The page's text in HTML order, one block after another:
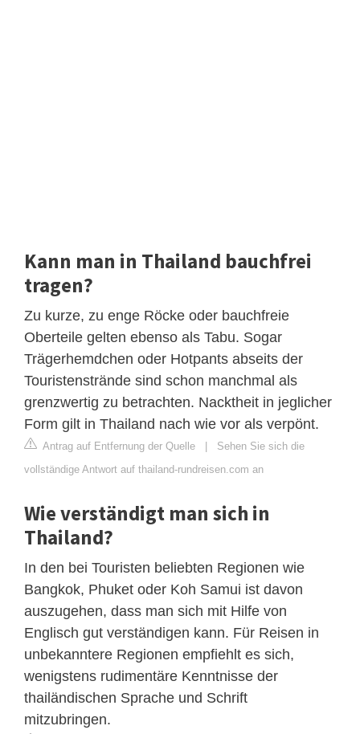
Kann man in Thailand bauchfrei
tragen?
Zu kurze, zu enge Röcke oder bauchfreie
Oberteile gelten ebenso als Tabu. Sogar
Trägerhemdchen oder Hotpants abseits der
Touristenstrände sind schon manchmal als
grenzwertig zu betrachten. Nacktheit in jeglicher
Form gilt in Thailand nach wie vor als verpönt.
Antrag auf Entfernung der Quelle | Sehen Sie sich die
vollständige Antwort auf thailand-rundreisen.com an
Wie verständigt man sich in
Thailand?
In den bei Touristen beliebten Regionen wie
Bangkok, Phuket oder Koh Samui ist davon
auszugehen, dass man sich mit Hilfe von
Englisch gut verständigen kann. Für Reisen in
unbekanntere Regionen empfiehlt es sich,
wenigstens rudimentäre Kenntnisse der
thailändischen Sprache und Schrift
mitzubringen.